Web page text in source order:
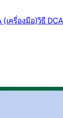
(เครื่องมือ)วิธี